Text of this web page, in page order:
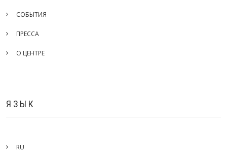
СОБЫТИЯ
ПРЕССА
О ЦЕНТРЕ
ЯЗЫК
RU